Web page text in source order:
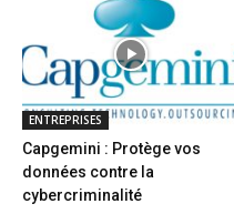
ENTREPRISES
Capgemini : Protège vos
données contre la
cybercriminalité